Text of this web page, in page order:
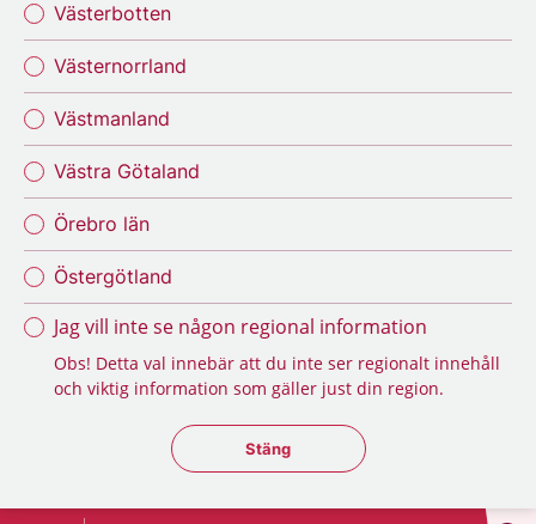
Västerbotten
Västernorrland
Västmanland
Västra Götaland
Örebro län
Östergötland
Jag vill inte se någon regional information
Obs! Detta val innebär att du inte ser regionalt innehåll
och viktig information som gäller just din region.
Stäng regionsväljaren
Stäng